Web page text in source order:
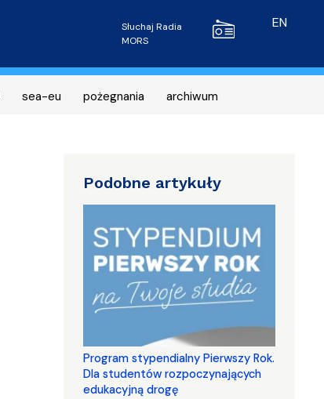
Radio MORS
Słuchaj Radia
MORS
EN
sea-eu pożegnania archiwum
Podobne artykuły
Program stypendialny Pierwszy Rok.
Dla studentów rozpoczynających
edukacyjną drogę